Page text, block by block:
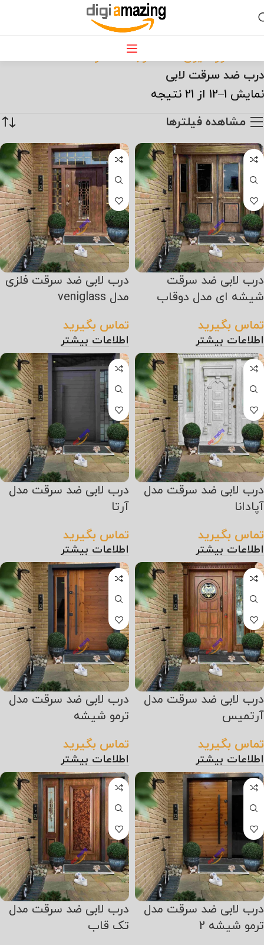
درب ضد سرقت لابی
خانه دکوراسیون خانه درب ضد سرقت
درب ضد سرقت لابی
نمایش 1–12 از 21 نتیجه
مشاهده فیلترها
درب لابی ضد سرقت
شیشه ای مدل دوقاب
تماس بگیرید
اطلاعات بیشتر
درب لابی ضد سرقت فلزی
مدل veniglass
تماس بگیرید
اطلاعات بیشتر
درب لابی ضد سرقت مدل
آپادانا
تماس بگیرید
اطلاعات بیشتر
درب لابی ضد سرقت مدل
آرتا
تماس بگیرید
اطلاعات بیشتر
درب لابی ضد سرقت مدل
آرتمیس
تماس بگیرید
اطلاعات بیشتر
درب لابی ضد سرقت مدل
ترمو شیشه
تماس بگیرید
اطلاعات بیشتر
درب لابی ضد سرقت مدل
ترمو شیشه 2
درب لابی ضد سرقت مدل
تک قاب